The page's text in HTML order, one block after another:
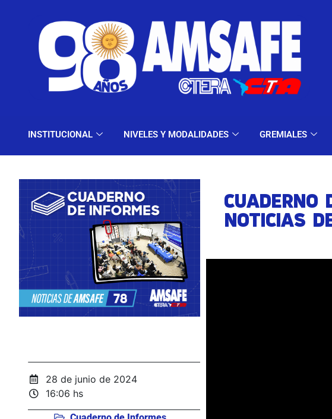
INSTITUCIONAL NIVELES Y MODALIDADES GREMIALES
INSTITUCIONAL NIVELES Y
28 de junio de 2024
16:06 hs
CUADERNO
NOTICIAS